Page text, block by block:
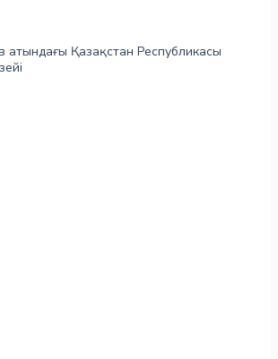
атындағы Қазақстан Республикасы